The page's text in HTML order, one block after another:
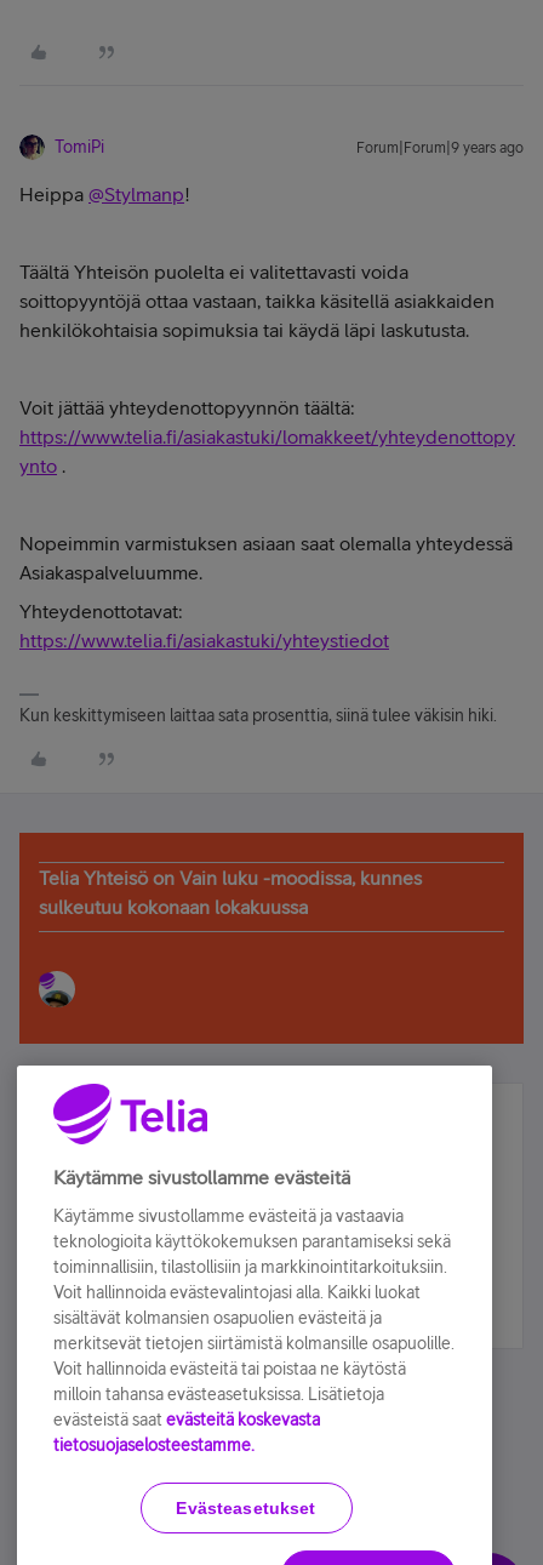
TomiPi Forum|Forum|9 years ago
Heippa @Stylmanp!
Täältä Yhteisön puolelta ei valitettavasti voida
soittopyyntöjä ottaa vastaan, taikka käsitellä asiakkaiden
henkilökohtaisia sopimuksia tai käydä läpi laskutusta.
Voit jättää yhteydenottopyynnön täältä:
https://www.telia.fi/asiakastuki/lomakkeet/yhteydenottopy
ynto .
Nopeimmin varmistuksen asiaan saat olemalla yhteydessä
Asiakaspalveluumme.
Yhteydenottotavat:
https://www.telia.fi/asiakastuki/yhteystiedot
Kun keskittymiseen laittaa sata prosenttia, siinä tulee väkisin hiki.
Telia Yhteisö on Vain luku -moodissa, kunnes
sulkeutuu kokonaan lokakuussa
Älä jää paitsi – osallistu ja voita!
Tilaa Telian uutiskirje ja olet mukana arvonnassa.
sähköpostiisi.
Tilaa nyt
Käyttöehdot Accessibility statement
Käytämme sivustollamme evästeitä
Käytämme sivustollamme evästeitä ja vastaavia
teknologioita käyttökokemuksen parantamiseksi sekä
toiminnallisiin, tilastollisiin ja markkinointitarkoituksiin.
Voit hallinnoida evästevalintojasi alla. Kaikki luokat
sisältävät kolmansien osapuolien evästeitä ja
merkitsevät tietojen siirtämistä kolmansille osapuolille.
Voit hallinnoida evästeitä tai poistaa ne käytöstä
milloin tahansa evästeasetuksissa. Lisätietoja
evästeistä saat evästeitä koskevasta
tietosuojaselosteestamme.
Evästeasetukset